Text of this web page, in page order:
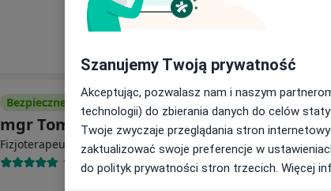
250 zł
Bezpieczne płatności
mgr Tomasz Nowik
Fizjoterapeuta, Osteopata·Więcej
166 opinii
Dziś
6 Sie 7
Szanujemy Twoją prywatność
Akceptując, pozwalasz nam i naszym
technologii) do zbierania danych do celów
Twoje zwyczaje przeglądania stron
zaktualizować swoje preferencje w
do polityk prywatności stron trzecich. Więcej